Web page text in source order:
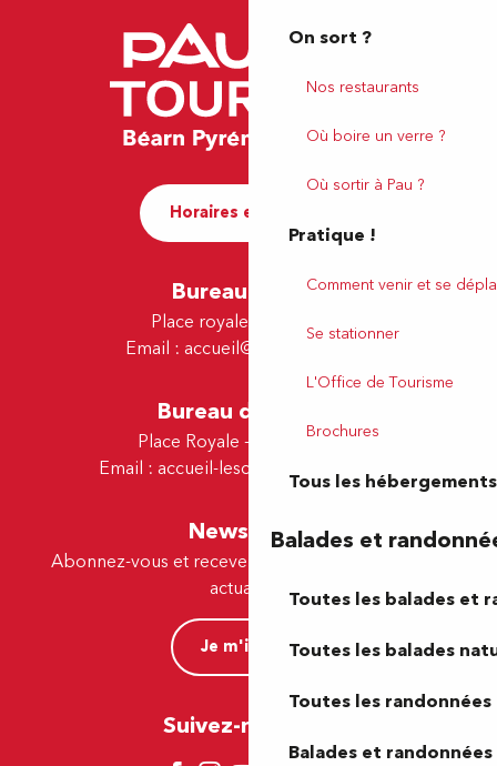
On sort ?
Nos restaurants
Où boire un verre ?
Où sortir à Pau ?
Pratique !
Comment venir et se
Se stationner
L'Office de Tourisme
Brochures
Tous les hébergements
Balades et
Toutes les balades et
Toutes les balades
Toutes les randonnées
Balades et
Horaires et contact
Bureau de Pau
Place royale - 64000 Pau
Email : accueil@tourismepau.fr
Bureau de Lescar
Place Royale - 64230 Lescar
Email : accueil-lescar@tourismepau.fr
Newsletter
Abonnez-vous et recevez par e-mail nos offres et
actualités.
Je m'inscris
Suivez-nous ici !